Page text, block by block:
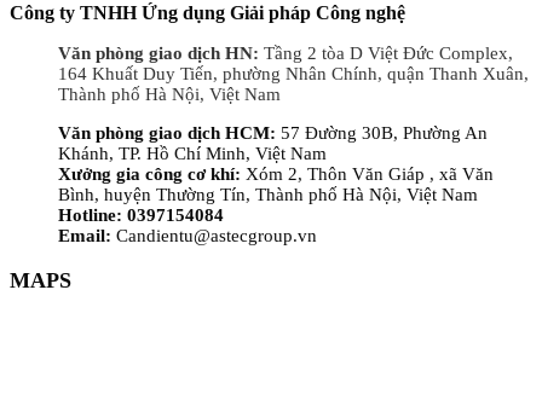
Công ty TNHH Ứng dụng Giải pháp Công nghệ
Văn phòng giao dịch HN: Tầng 2 tòa D Việt Đức Complex,
164 Khuất Duy Tiến, phường Nhân Chính, quận Thanh Xuân,
Thành phố Hà Nội, Việt Nam
Văn phòng giao dịch HCM: 57 Đường 30B, Phường An
Khánh, TP. Hồ Chí Minh, Việt Nam
Xưởng gia công cơ khí: Xóm 2, Thôn Văn Giáp , xã Văn
Bình, huyện Thường Tín, Thành phố Hà Nội, Việt Nam
Hotline: 0397154084
Email: Candientu@astecgroup.vn
MAPS